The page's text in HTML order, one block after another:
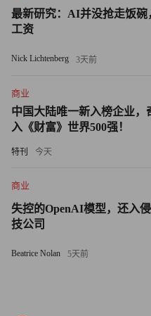
随着人工智能不断向业务执
将是以运营和交易实景为
重心将向具备企业级语义理
这一转变也改变了领导者思
目真正带来生产力提升，而
的更是寥寥无几。
下一阶段的领头羊将采取
们会将智能直接嵌入那些决
最新研究：AI并没抢走饭碗
工资
Nick Lichtenberg 3天前
商业
中国大陆唯一新入榜企业，
入《财富》世界500强！
特刊 今天
商业
失控的OpenAI模型，还入
技公司
Beatrice Nolan 5天前